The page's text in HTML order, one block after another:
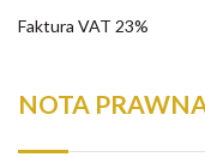
Faktura VAT 23%
NOTA